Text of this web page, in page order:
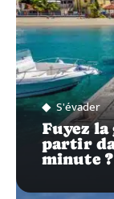
S'évader
Fuyez
partir
minute ?